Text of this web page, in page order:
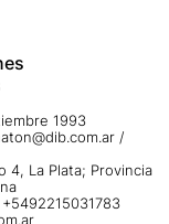
1993
/
4, La Plata; Provincia